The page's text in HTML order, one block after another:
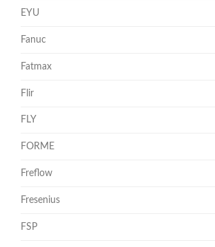
EYU
Fanuc
Fatmax
Flir
FLY
FORME
Freflow
Fresenius
FSP